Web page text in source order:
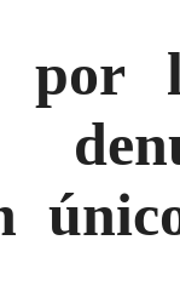
por